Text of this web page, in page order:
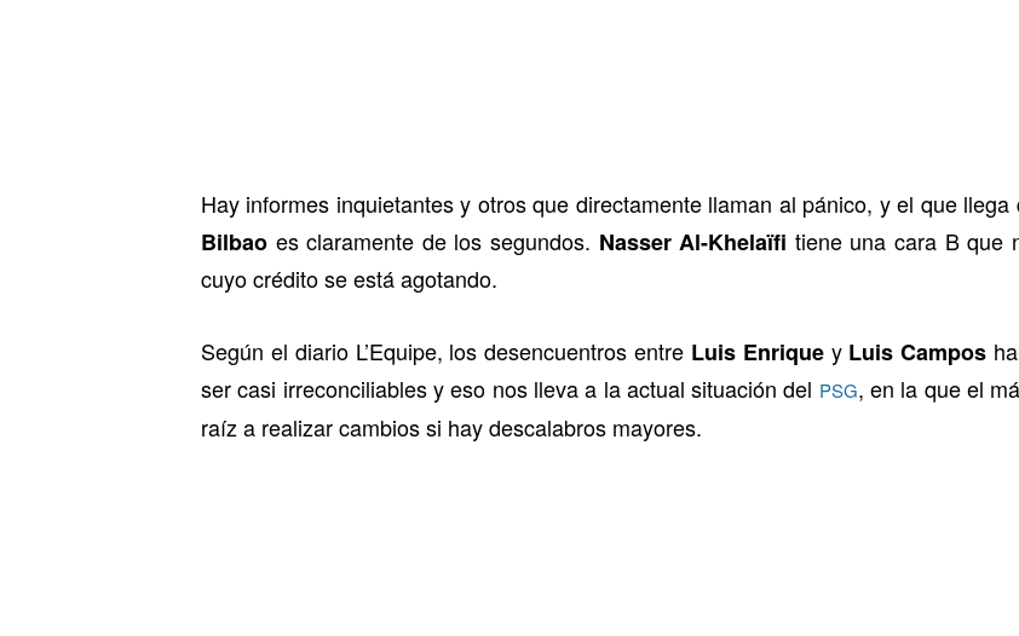
Hay informes inquietantes y otros que directamente llaman al pánico, y el que
Bilbao es claramente de los segundos. Nasser Al-Khelaïfi tiene una cara B que
cuyo crédito se está agotando.
Según el diario L’Equipe, los desencuentros entre Luis Enriquey Luis Campos
ser casi irreconciliables y eso nos lleva a la actual situación del PSG, en la que el
raíz a realizar cambios si hay descalabros mayores.